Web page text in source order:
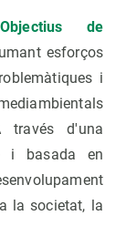
Objectius de
esforços
i
través d'una
i basada en
la societat, la